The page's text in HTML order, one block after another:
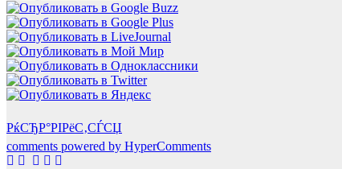
РќСЂР°РІРёС‚СЃСЏ
comments powered by HyperComments